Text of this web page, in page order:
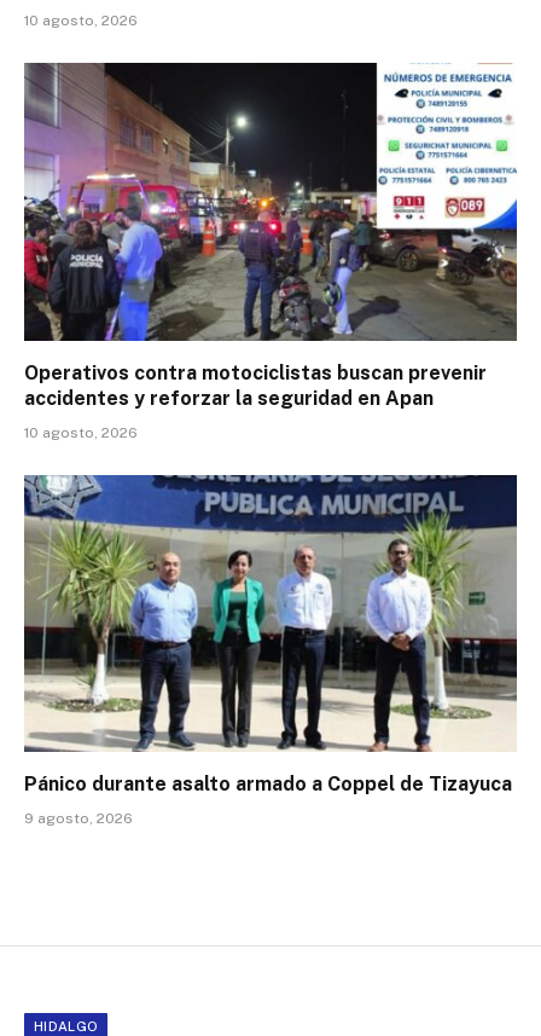
10 agosto, 2026
Operativos contra motociclistas buscan prevenir
accidentes y reforzar la seguridad en Apan
10 agosto, 2026
Pánico durante asalto armado a Coppel de Tizayuca
9 agosto, 2026
HIDALGO